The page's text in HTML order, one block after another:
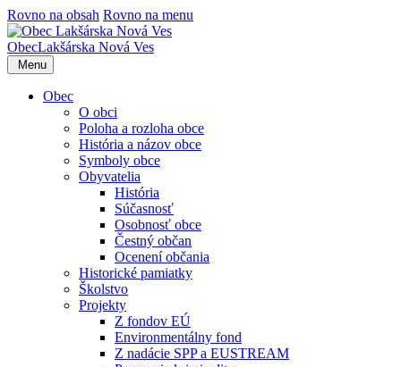
Rovno na obsah Rovno na menu
ObecLakšárska Nová Ves
Menu
Obec
O obci
Poloha a rozloha obce
História a názov obce
Symboly obce
Obyvatelia
História
Súčasnosť
Osobnosť obce
Čestný občan
Ocenení občania
Historické pamiatky
Školstvo
Projekty
Z fondov EÚ
Environmentálny fond
Z nadácie SPP a EUSTREAM